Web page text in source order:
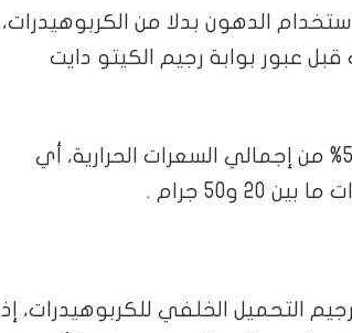
الدهون بدلا من الكربوهيدرات،
عبور بوابة رجيم الكيتو دايت
وفيها يتم الحد من تناول الكربوهيدرات لتشكل 5% من إجمالي السعرات الحرارية، أي
و50 جرام .
التحميل الخلفي للكربوهيدرات، إذ